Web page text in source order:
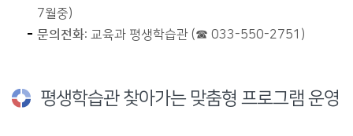
7월중)
문의전화: 교육과 평생학습관 (☎ 033-550-2751)
평생학습관 찾아가는 맞춤형 프로그램 운영